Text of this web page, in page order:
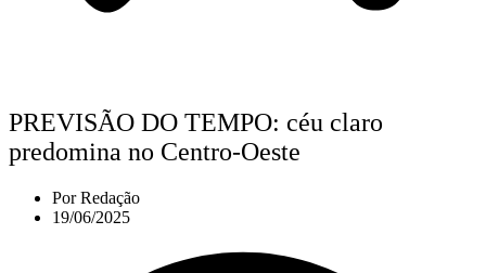
PREVISÃO DO TEMPO: céu claro
predomina no Centro‑Oeste
PorRedação
19/06/2025